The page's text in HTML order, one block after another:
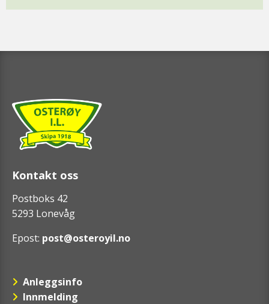
Kontakt oss
Postboks 42
5293 Lonevåg
Epost: post@osteroyil.no
Anleggsinfo
Innmelding